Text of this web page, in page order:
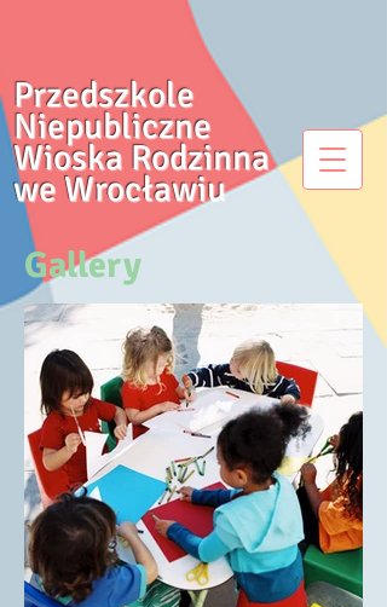
Przedszkole
Niepubliczne
Wioska Rodzinna
we Wrocławiu
Gallery